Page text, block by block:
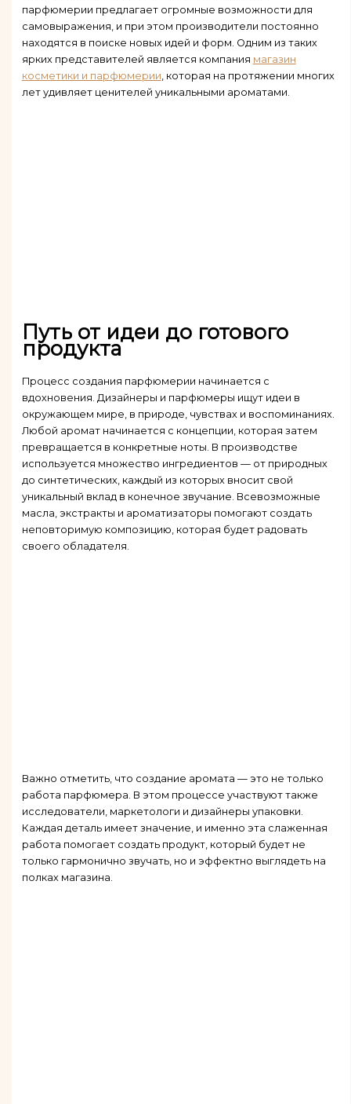
парфюмерии предлагает огромные возможности для
самовыражения, и при этом производители постоянно
находятся в поиске новых идей и форм. Одним из таких
ярких представителей является компания магазин
косметики и парфюмерии , которая на протяжении многих
лет удивляет ценителей уникальными ароматами.
Путь от идеи до готового
продукта
Процесс создания парфюмерии начинается с
вдохновения. Дизайнеры и парфюмеры ищут идеи в
окружающем мире, в природе, чувствах и воспоминаниях.
Любой аромат начинается с концепции, которая затем
превращается в конкретные ноты. В производстве
используется множество ингредиентов — от природных
до синтетических, каждый из которых вносит свой
уникальный вклад в конечное звучание. Всевозможные
масла, экстракты и ароматизаторы помогают создать
неповторимую композицию, которая будет радовать
своего обладателя.
Важно отметить, что создание аромата — это не только
работа парфюмера. В этом процессе участвуют также
исследователи, маркетологи и дизайнеры упаковки.
Каждая деталь имеет значение, и именно эта слаженная
работа помогает создать продукт, который будет не
только гармонично звучать, но и эффектно выглядеть на
полках магазина.